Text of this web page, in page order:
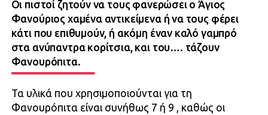
Οι πιστοί ζητούν να τους φανερώσει ο Άγιος
Φανούριος χαμένα αντικείμενα ή να τους φέρει
κάτι που επιθυμούν, ή ακόμη έναν καλό γαμπρό
στα ανύπαντρα κορίτσια, και του…. τάζουν
Φανουρόπιτα.
Τα υλικά που χρησιμοποιούνται για τη
Φανουρόπιτα είναι συνήθως 7 ή 9 , καθώς οι